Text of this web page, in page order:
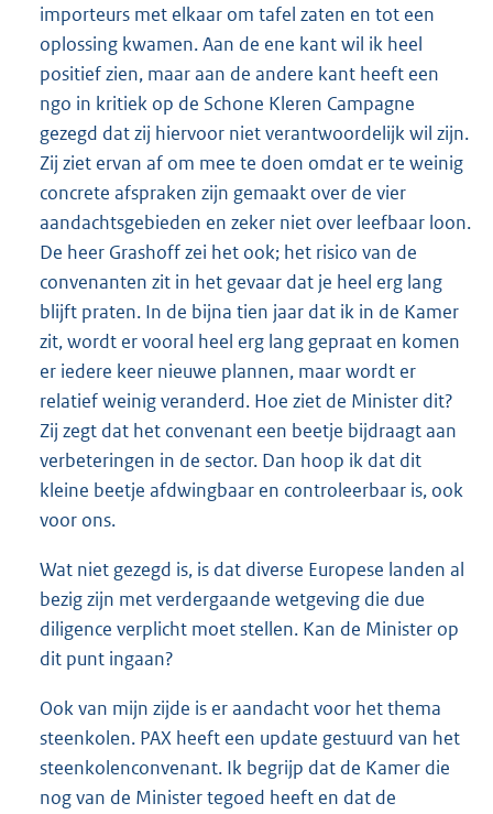
importeurs met elkaar om tafel zaten en tot een
oplossing kwamen. Aan de ene kant wil ik heel
positief zien, maar aan de andere kant heeft een
ngo in kritiek op de Schone Kleren Campagne
gezegd dat zij hiervoor niet verantwoordelijk wil zijn.
Zij ziet ervan af om mee te doen omdat er te weinig
concrete afspraken zijn gemaakt over de vier
aandachtsgebieden en zeker niet over leefbaar loon.
De heer Grashoff zei het ook; het risico van de
convenanten zit in het gevaar dat je heel erg lang
blijft praten. In de bijna tien jaar dat ik in de Kamer
zit, wordt er vooral heel erg lang gepraat en komen
er iedere keer nieuwe plannen, maar wordt er
relatief weinig veranderd. Hoe ziet de Minister dit?
Zij zegt dat het convenant een beetje bijdraagt aan
verbeteringen in de sector. Dan hoop ik dat dit
kleine beetje afdwingbaar en controleerbaar is, ook
voor ons.
Wat niet gezegd is, is dat diverse Europese landen al
bezig zijn met verdergaande wetgeving die due
diligence verplicht moet stellen. Kan de Minister op
dit punt ingaan?
Ook van mijn zijde is er aandacht voor het thema
steenkolen. PAX heeft een update gestuurd van het
steenkolenconvenant. Ik begrijp dat de Kamer die
nog van de Minister tegoed heeft en dat de